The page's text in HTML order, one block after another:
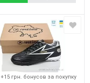
+15 грн. бонусов за покупку